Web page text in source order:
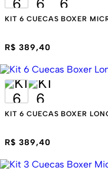
KIT 6 CUECAS BOXER
R$ 389,40
KIT 6 CUECAS BOXER
R$ 389,40